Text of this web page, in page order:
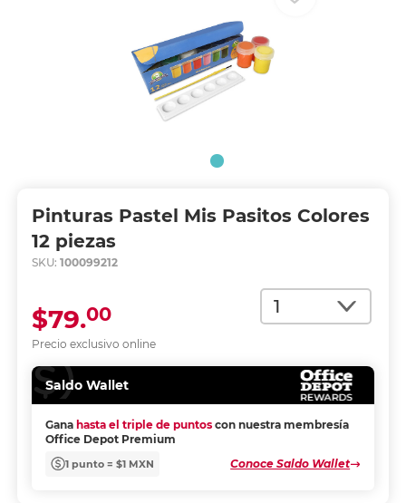
Pinturas Pastel Mis Pasitos Colores
12 piezas
SKU: 100099212
Cantidad
Precio exclusivo online
$79.00
Saldo Wallet
Gana hasta el triple de puntos con nuestra membresía
Office Depot Premium
1 punto = $1 MXN Conoce Saldo Wallet